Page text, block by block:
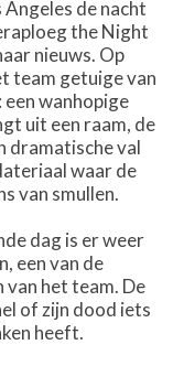
Angeles de nacht
the Night
nieuws. Op
team getuige van
wanhopige
uit een raam, de
dramatische val
waar de
van smullen.
dag is er weer
een van de
van het team. De
of zijn dood iets
heeft.